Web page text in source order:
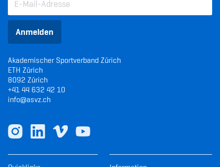
Anmelden
Akademischer Sportverband Zürich
ETH Zürich
8092 Zürich
+41 44 632 42 10
info@asvz.ch